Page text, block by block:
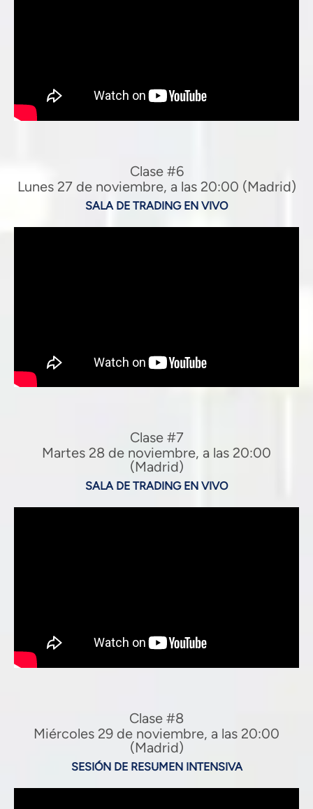
Clase #6
Lunes 27 de noviembre, a las 20:00 (Madrid)
SALA DE TRADING EN VIVO
Clase #7
Martes 28 de noviembre, a las 20:00
(Madrid)
SALA DE TRADING EN VIVO
Clase #8
Miércoles 29 de noviembre, a las 20:00
(Madrid)
SESIÓN DE RESUMEN INTENSIVA